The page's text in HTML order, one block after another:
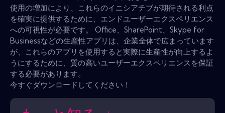
使用の増加により、これらのイニシアチブが期待される利点
を確実に提供するために、エンドユーザーエクスペリエンス
への可視性が必要です。 Office、SharePoint、Skype for
Businessなどの生産性アプリは、企業全体で広まっています
が、これらのアプリを使用すると実際に生産性が向上するよ
うにするために、質の高いユーザーエクスペリエンスを保証
する必要があります。
今すぐダウンロードしてください！